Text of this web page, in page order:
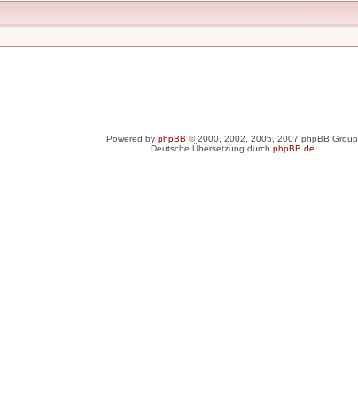
Powered by phpBB © 2000, 2002, 2005, 2007 phpBB Group
Deutsche Übersetzung durch phpBB.de